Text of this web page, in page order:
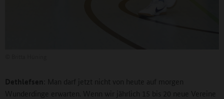
Dethlefsen : Man darf jetzt nicht von heute auf morgen
Wunderdinge erwarten. Wenn wir jährlich 15 bis 20 neue Vereine